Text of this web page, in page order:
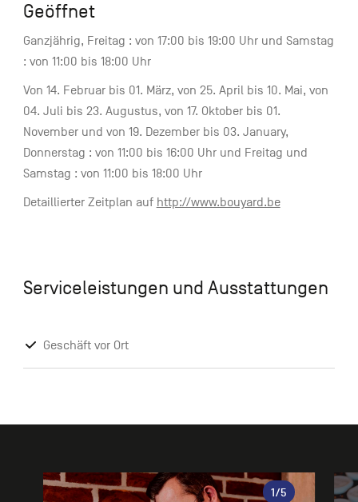
Geöffnet
Ganzjährig, Freitag : von 17:00 bis 19:00 Uhr und Samstag
: von 11:00 bis 18:00 Uhr
Von 14. Februar bis 01. März, von 25. April bis 10. Mai, von
04. Juli bis 23. Augustus, von 17. Oktober bis 01.
November und von 19. Dezember bis 03. January,
Donnerstag : von 11:00 bis 16:00 Uhr und Freitag und
Samstag : von 11:00 bis 18:00 Uhr
Detaillierter Zeitplan auf http://www.bouyard.be
Serviceleistungen und Ausstattungen
Geschäft vor Ort
Galerie
1/5